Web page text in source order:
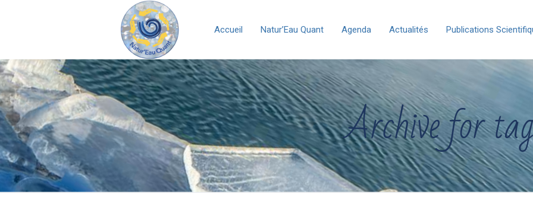
Accueil Natur’Eau Quant Agenda Actualités Publications
Archive for